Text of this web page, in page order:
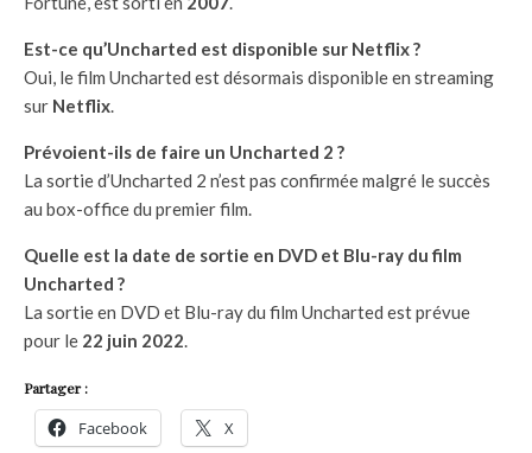
Est-ce qu’Uncharted est disponible sur Netflix ?
Oui, le film Uncharted est désormais disponible en streaming
sur Netflix.
Prévoient-ils de faire un Uncharted 2 ?
La sortie d’Uncharted 2 n’est pas confirmée malgré le succès
au box-office du premier film.
Quelle est la date de sortie en DVD et Blu-ray du film
Uncharted ?
La sortie en DVD et Blu-ray du film Uncharted est prévue
pour le 22 juin 2022.
Partager :
Facebook X